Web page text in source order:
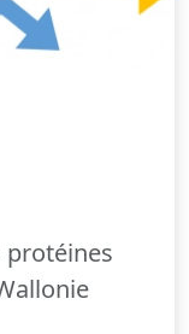
protéines